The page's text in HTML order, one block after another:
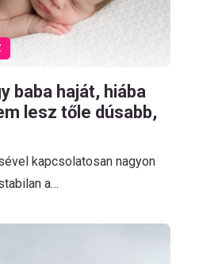
baba haját, hiába
lesz tőle dúsabb,
kapcsolatosan nagyon
a…